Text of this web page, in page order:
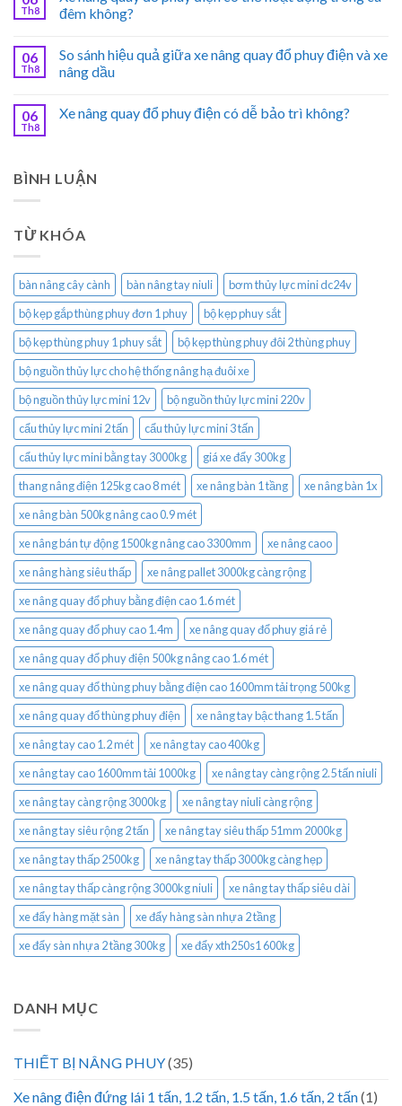
Th8
đêm không?
06
Th8
So sánh hiệu quả giữa xe nâng quay đổ phuy điện và xe
nâng dầu
06
Th8
Xe nâng quay đổ phuy điện có dễ bảo trì không?
BÌNH LUẬN
TỪ KHÓA
bàn nâng cây cành bàn nâng tay niuli
bơm thủy lực mini dc24v
bộ kẹp gắp thùng phuy đơn 1 phuy
bộ kẹp phuy sắt
bộ kẹp thùng phuy 1 phuy sắt
bộ kẹp thùng phuy đôi 2 thùng phuy
bộ nguồn thủy lực cho hệ thống nâng hạ đuôi xe
bộ nguồn thủy lực mini 12v
bộ nguồn thủy lực mini 220v
cẩu thủy lực mini 2 tấn
cẩu thủy lực mini 3 tấn
cẩu thủy lực mini bằng tay 3000kg
giá xe đẩy 300kg
thang nâng điện 125kg cao 8 mét
xe nâng bàn 1 tầng
xe nâng bàn 1x
xe nâng bàn 500kg nâng cao 0.9 mét
xe nâng bán tự động 1500kg nâng cao 3300mm
xe nâng caoo
xe nâng hàng siêu thấp
xe nâng pallet 3000kg càng rộng
xe nâng quay đổ phuy bằng điện cao 1.6 mét
xe nâng quay đổ phuy cao 1.4m
xe nâng quay đổ phuy giá rẻ
xe nâng quay đổ phuy điện 500kg nâng cao 1.6 mét
xe nâng quay đổ thùng phuy bằng điện cao 1600mm tải trọng 500kg
xe nâng quay đổ thùng phuy điện
xe nâng tay bậc thang 1.5 tấn
xe nâng tay cao 1.2 mét
xe nâng tay cao 400kg
xe nâng tay cao 1600mm tải 1000kg
xe nâng tay càng rộng 2.5 tấn niuli
xe nâng tay càng rộng 3000kg
xe nâng tay niuli càng rộng
xe nâng tay siêu rộng 2 tấn
xe nâng tay siêu thấp 51mm 2000kg
xe nâng tay thấp 2500kg
xe nâng tay thấp 3000kg càng hẹp
xe nâng tay thấp càng rộng 3000kg niuli
xe nâng tay thấp siêu dài
xe đẩy hàng mặt sàn
xe đẩy hàng sàn nhựa 2 tầng
xe đẩy sàn nhựa 2 tầng 300kg
xe đẩy xth250s1 600kg
DANH MỤC
THIẾT BỊ NÂNG PHUY(35)
Xe nâng điện đứng lái 1 tấn, 1.2 tấn, 1.5 tấn, 1.6 tấn, 2 tấn(1)